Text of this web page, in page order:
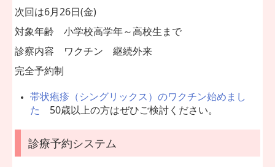
次回は6月26日(金)
対象年齢 小学校高学年～高校生まで
診察内容 ワクチン 継続外来
完全予約制
帯状疱疹（シングリックス）のワクチン始めまし
た 50歳以上の方はぜひご検討ください。
診療予約システム